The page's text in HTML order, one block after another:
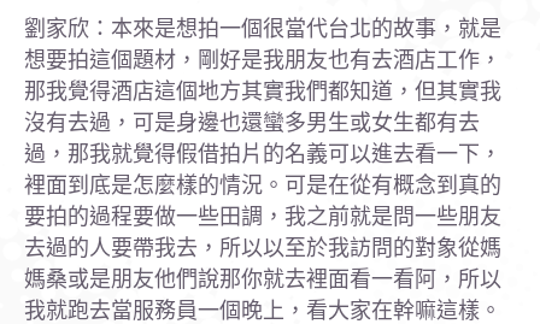
劉家欣：本來是想拍一個很當代台北的故事，就是
想要拍這個題材，剛好是我朋友也有去酒店工作，
那我覺得酒店這個地方其實我們都知道，但其實我
沒有去過，可是身邊也還蠻多男生或女生都有去
過，那我就覺得假借拍片的名義可以進去看一下，
裡面到底是怎麼樣的情況。可是在從有概念到真的
要拍的過程要做一些田調，我之前就是問一些朋友
去過的人要帶我去，所以以至於我訪問的對象從媽
媽桑或是朋友他們說那你就去裡面看一看阿，所以
我就跑去當服務員一個晚上，看大家在幹嘛這樣。